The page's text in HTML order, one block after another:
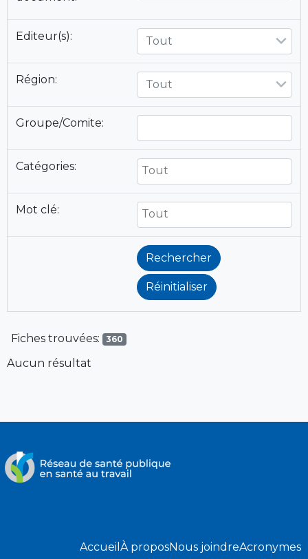
Editeur(s): Tout
Région: Tout
Groupe/Comite:
Catégories:
Mot clé:
Fiches trouvées: 360
Aucun résultat
Accueil À proposNous joindreAcronymes